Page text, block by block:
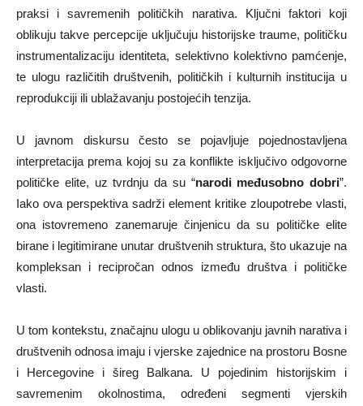
praksi i savremenih političkih narativa. Ključni faktori koji
oblikuju takve percepcije uključuju historijske traume, političku
instrumentalizaciju identiteta, selektivno kolektivno pamćenje,
te ulogu različitih društvenih, političkih i kulturnih institucija u
reprodukciji ili ublažavanju postojećih tenzija.
U javnom diskursu često se pojavljuje pojednostavljena
interpretacija prema kojoj su za konflikte isključivo odgovorne
političke elite, uz tvrdnju da su “narodi međusobno dobri”.
Iako ova perspektiva sadrži element kritike zloupotrebe vlasti,
ona istovremeno zanemaruje činjenicu da su političke elite
birane i legitimirane unutar društvenih struktura, što ukazuje na
kompleksan i recipročan odnos između društva i političke
vlasti.
U tom kontekstu, značajnu ulogu u oblikovanju javnih narativa i
društvenih odnosa imaju i vjerske zajednice na prostoru Bosne
i Hercegovine i šireg Balkana. U pojedinim historijskim i
savremenim okolnostima, određeni segmenti vjerskih